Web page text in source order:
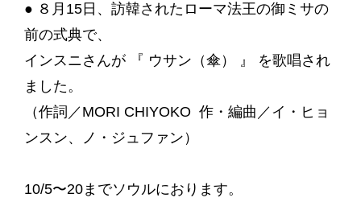
● ８月15日、訪韓されたローマ法王の御ミサの
前の式典で、
インスニさんが 『 ウサン（傘） 』 を歌唱され
ました。
（作詞／MORI CHIYOKO 作・編曲／イ・ヒョ
ンスン、ノ・ジュファン）
10/5〜20までソウルにおります。